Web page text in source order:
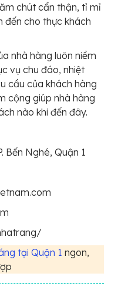
chút cẩn thận, tỉ mỉ
đến cho thực khách
nhà hàng luôn niềm
vụ chu đáo, nhiệt
cầu của khách hàng
cộng giúp nhà hàng
nào khi đến đây.
Bến Nghé, Quận 1
tại Quận 1 ngon,